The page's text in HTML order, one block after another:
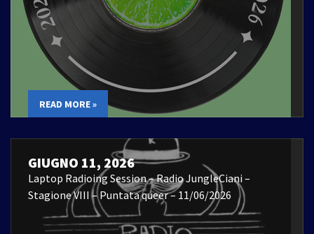
READ MORE »
GIUGNO 11, 2026
Laptop Radioing Session – Radio JungleCiani –
Stagione VIII – Puntata queer – 11/06/2026